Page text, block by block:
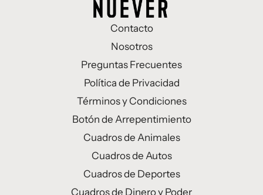
Contacto
Nosotros
Preguntas Frecuentes
Política de Privacidad
Términos y Condiciones
Botón de Arrepentimiento
Cuadros de Animales
Cuadros de Autos
Cuadros de Deportes
Cuadros de Dinero y Poder